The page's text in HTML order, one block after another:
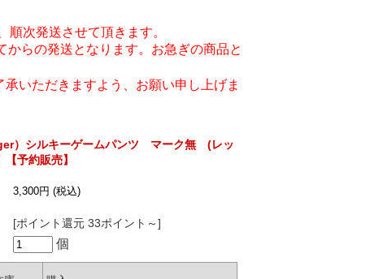
次発送させて頂きます。
らの発送となります。お急ぎの商品と
いただきますよう、お願い申し上げま
）シルキーゲームパンツ マーク無 (レッ
【予約販売】
3,300円 (税込)
[ポイント還元 33ポイント～]
個